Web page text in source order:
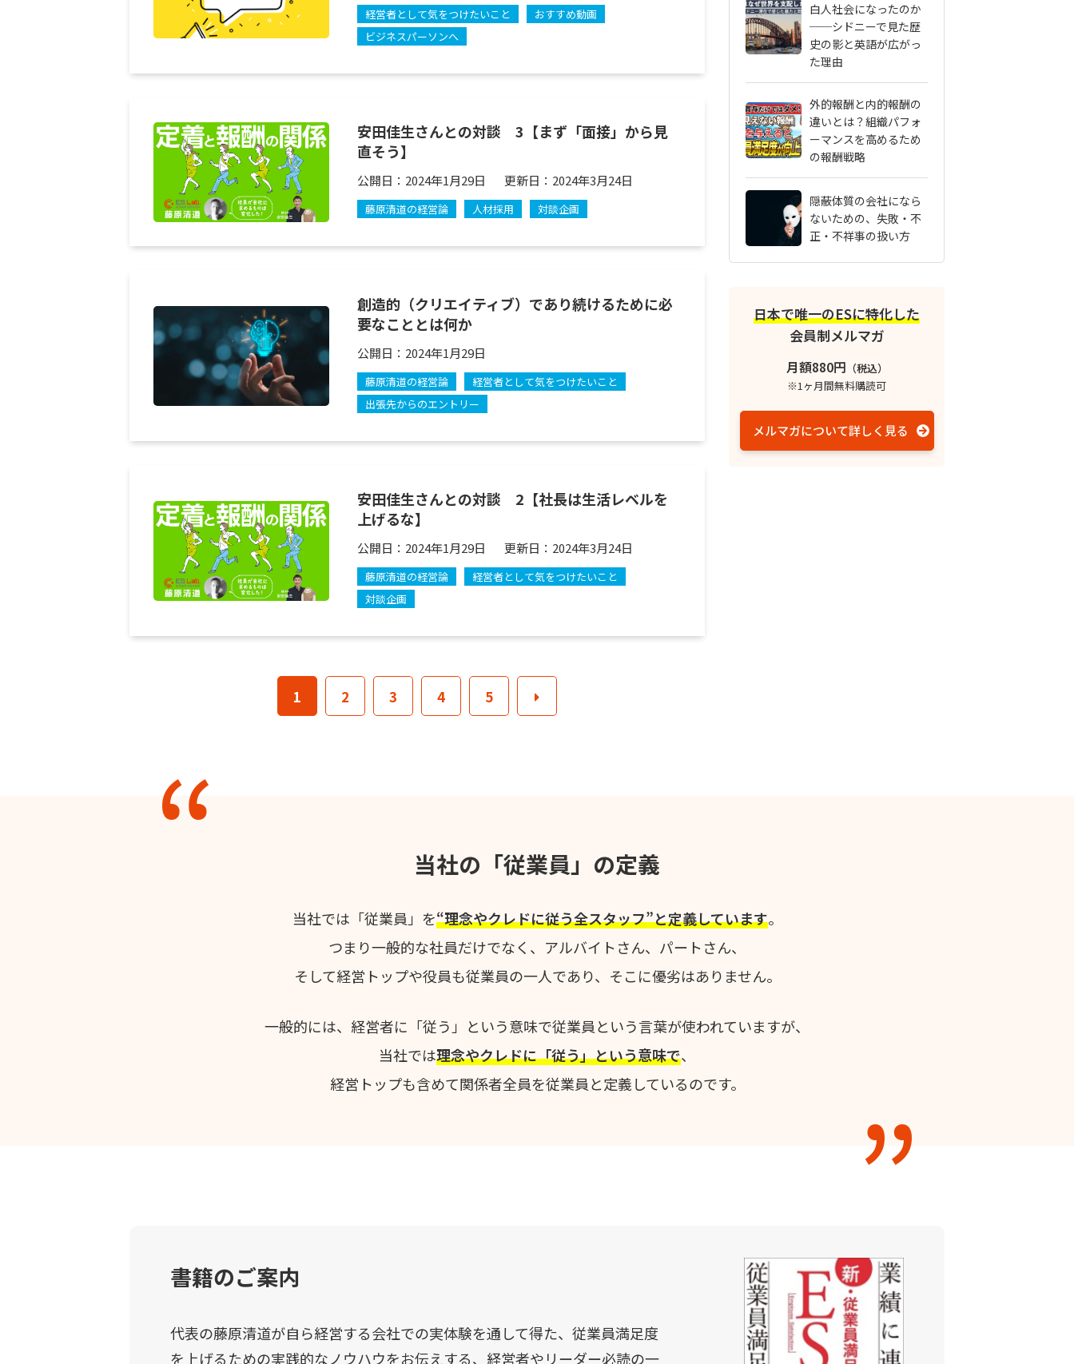
経営者として気をつけたいこと
おすすめ動画
ビジネスパーソンへ
安田佳生さんとの対談 3【まず「面接」から見
直そう】
公開日： 2024年1月29日 更新日： 2024年3月24日
藤原清道の経営論 人材採用 対談企画
創造的（クリエイティブ）であり続けるために必
要なこととは何か
公開日： 2024年1月29日
藤原清道の経営論
経営者として気をつけたいこと
出張先からのエントリー
安田佳生さんとの対談 2【社長は生活レベルを
上げるな】
公開日： 2024年1月29日 更新日： 2024年3月24日
藤原清道の経営論
経営者として気をつけたいこと
対談企画
1 2 3 4 5
白人社会になったのか
──シドニーで見た歴
史の影と英語が広がっ
た理由
外的報酬と内的報酬の
違いとは？組織パフォ
ーマンスを高めるため
の報酬戦略
隠蔽体質の会社になら
ないための、失敗・不
正・不祥事の扱い方
日本で唯一のESに特化した
会員制メルマガ
月額880円 （税込）
※1ヶ月間無料購読可
メルマガについて詳しく見る
当社の「従業員」の定義
当社では「従業員」を“理念やクレドに従う全スタッフ”と定義しています。
つまり一般的な社員だけでなく、アルバイトさん、パートさん、
そして経営トップや役員も従業員の一人であり、そこに優劣はありません。
一般的には、経営者に「従う」という意味で従業員という言葉が使われていますが、
当社では理念やクレドに「従う」という意味で、
経営トップも含めて関係者全員を従業員と定義しているのです。
書籍のご案内
代表の藤原清道が自ら経営する会社での実体験を通して得た、従業員満足度
を上げるための実践的なノウハウをお伝えする、経営者やリーダー必読の一